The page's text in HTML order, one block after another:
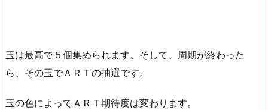
玉は最高で５個集められます。そして、周期が終わった
ら、その玉でＡＲＴの抽選です。
玉の色によってＡＲＴ期待度は変わります。